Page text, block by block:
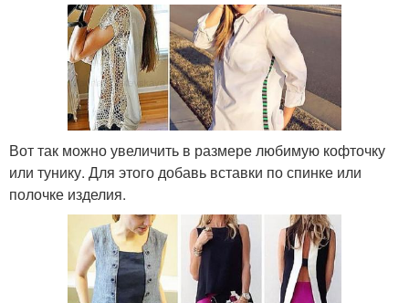
Вот так можно увеличить в размере любимую кофточку
или тунику. Для этого добавь вставки по спинке или
полочке изделия.